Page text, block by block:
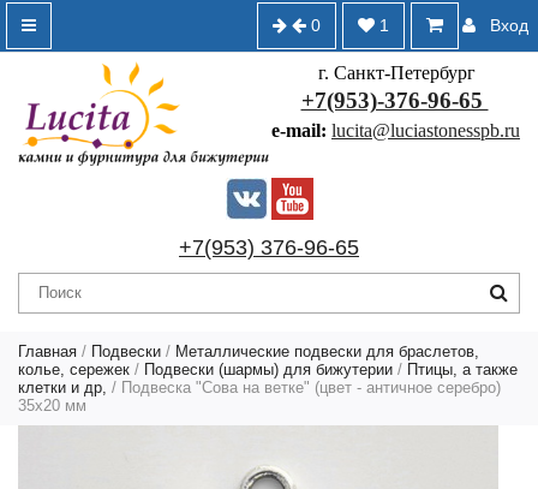
Вход
1
0
г. Санкт-Петербург
+7(953)-376-96-65
e-mail: lucita@luciastonesspb.ru
+7(953) 376-96-65
Главная / Подвески / Металлические подвески для браслетов,
колье, сережек / Подвески (шармы) для бижутерии / Птицы, а также
клетки и др, / Подвеска "Сова на ветке" (цвет - античное серебро)
35х20 мм